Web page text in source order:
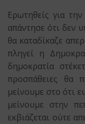
Ερωτηθείς για
απάντησε ότι δεν
θα καταδίκαζε
πληγεί η
δημοκρατία
προσπάθειες θα
μείνουμε στο ότι
μείνουμε στην
εκβιάζεται ούτε